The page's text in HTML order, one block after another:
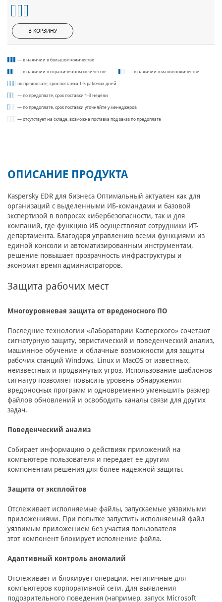
В КОРЗИНУ
— в наличии в большом количестве
— в наличии в ограниченном количестве — в наличии в малом количестве
по предоплате, срок поставки 1-5 рабочих дней
— по предоплате, срок поставки 1-3 недели
— по предоплате, срок поставки уточняйте у менеджеров
— отсутствует на складе, возможна поставка под заказ по предоплате
ОПИСАНИЕ ПРОДУКТА
Kaspersky EDR для бизнеса Оптимальный актуален как для
организаций с выделенными ИБ-командами и базовой
экспертизой в вопросах кибербезопасности, так и для
компаний, где функцию ИБ осуществляют сотрудники ИТ-
департамента. Благодаря управлению всеми функциями из
единой консоли и автоматизированным инструментам,
решение повышает прозрачность инфраструктуры и
экономит время администраторов.
Защита рабочих мест
Многоуровневая защита от вредоносного ПО
Последние технологии «Лаборатории Касперского» сочетают
сигнатурную защиту, эвристический и поведенческий анализ,
машинное обучение и облачные возможности для защиты
рабочих станций Windows, Linux и MacOS от известных,
неизвестных и продвинутых угроз. Использование шаблонов
сигнатур позволяет повысить уровень обнаружения
вредоносных программ и одновременно уменьшить размер
файлов обновлений и освободить каналы связи для других
задач.
Поведенческий анализ
Собирает информацию о действиях приложений на
компьютере пользователя и передает ее другим
компонентам решения для более надежной защиты.
Защита от эксплойтов
Отслеживает исполняемые файлы, запускаемые уязвимыми
приложениями. При попытке запустить исполняемый файл
уязвимым приложением без участия пользователя
этот компонент блокирует исполнение файла.
Адаптивный контроль аномалий
Отслеживает и блокирует операции, нетипичные для
компьютеров корпоративной сети. Для выявления
подозрительного поведения (например, запуск Microsoft